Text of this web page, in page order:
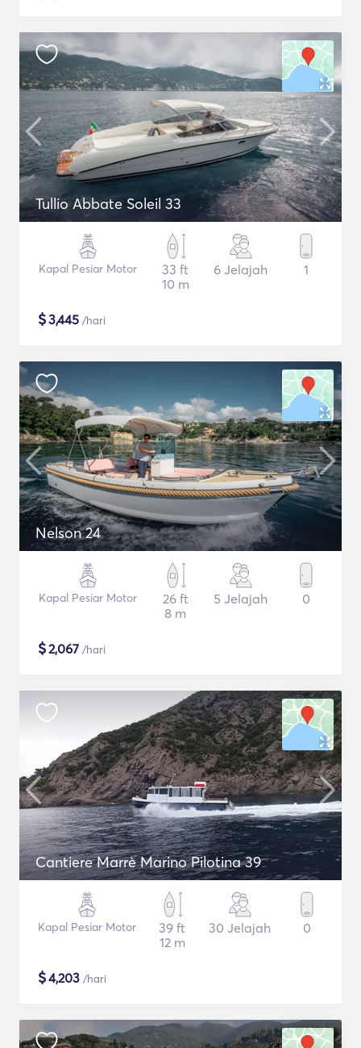
Tullio Abbate Soleil 33
Kapal Pesiar Motor
33 ft
10 m
6 Jelajah 1
$3,445 /hari
Nelson 24
Kapal Pesiar Motor
26 ft
8 m
5 Jelajah 0
$2,067 /hari
Cantiere Marrè Marino Pilotina 39
Kapal Pesiar Motor
39 ft
12 m
30 Jelajah 0
$4,203 /hari